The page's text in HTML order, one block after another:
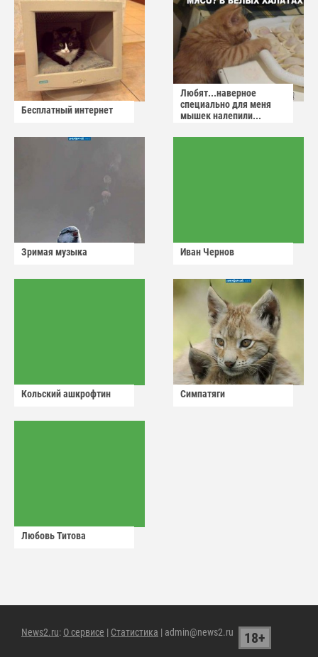
Бесплатный интернет
Любят...наверное
специально для меня
мышек налепили...
Зримая музыка Иван Чернов
Кольский ашкрофтин Симпатяги
Любовь Титова
News2.ru: О сервисе | Статистика | admin@news2.ru 18+